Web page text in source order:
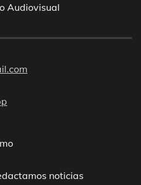
Audiovisual
noticias